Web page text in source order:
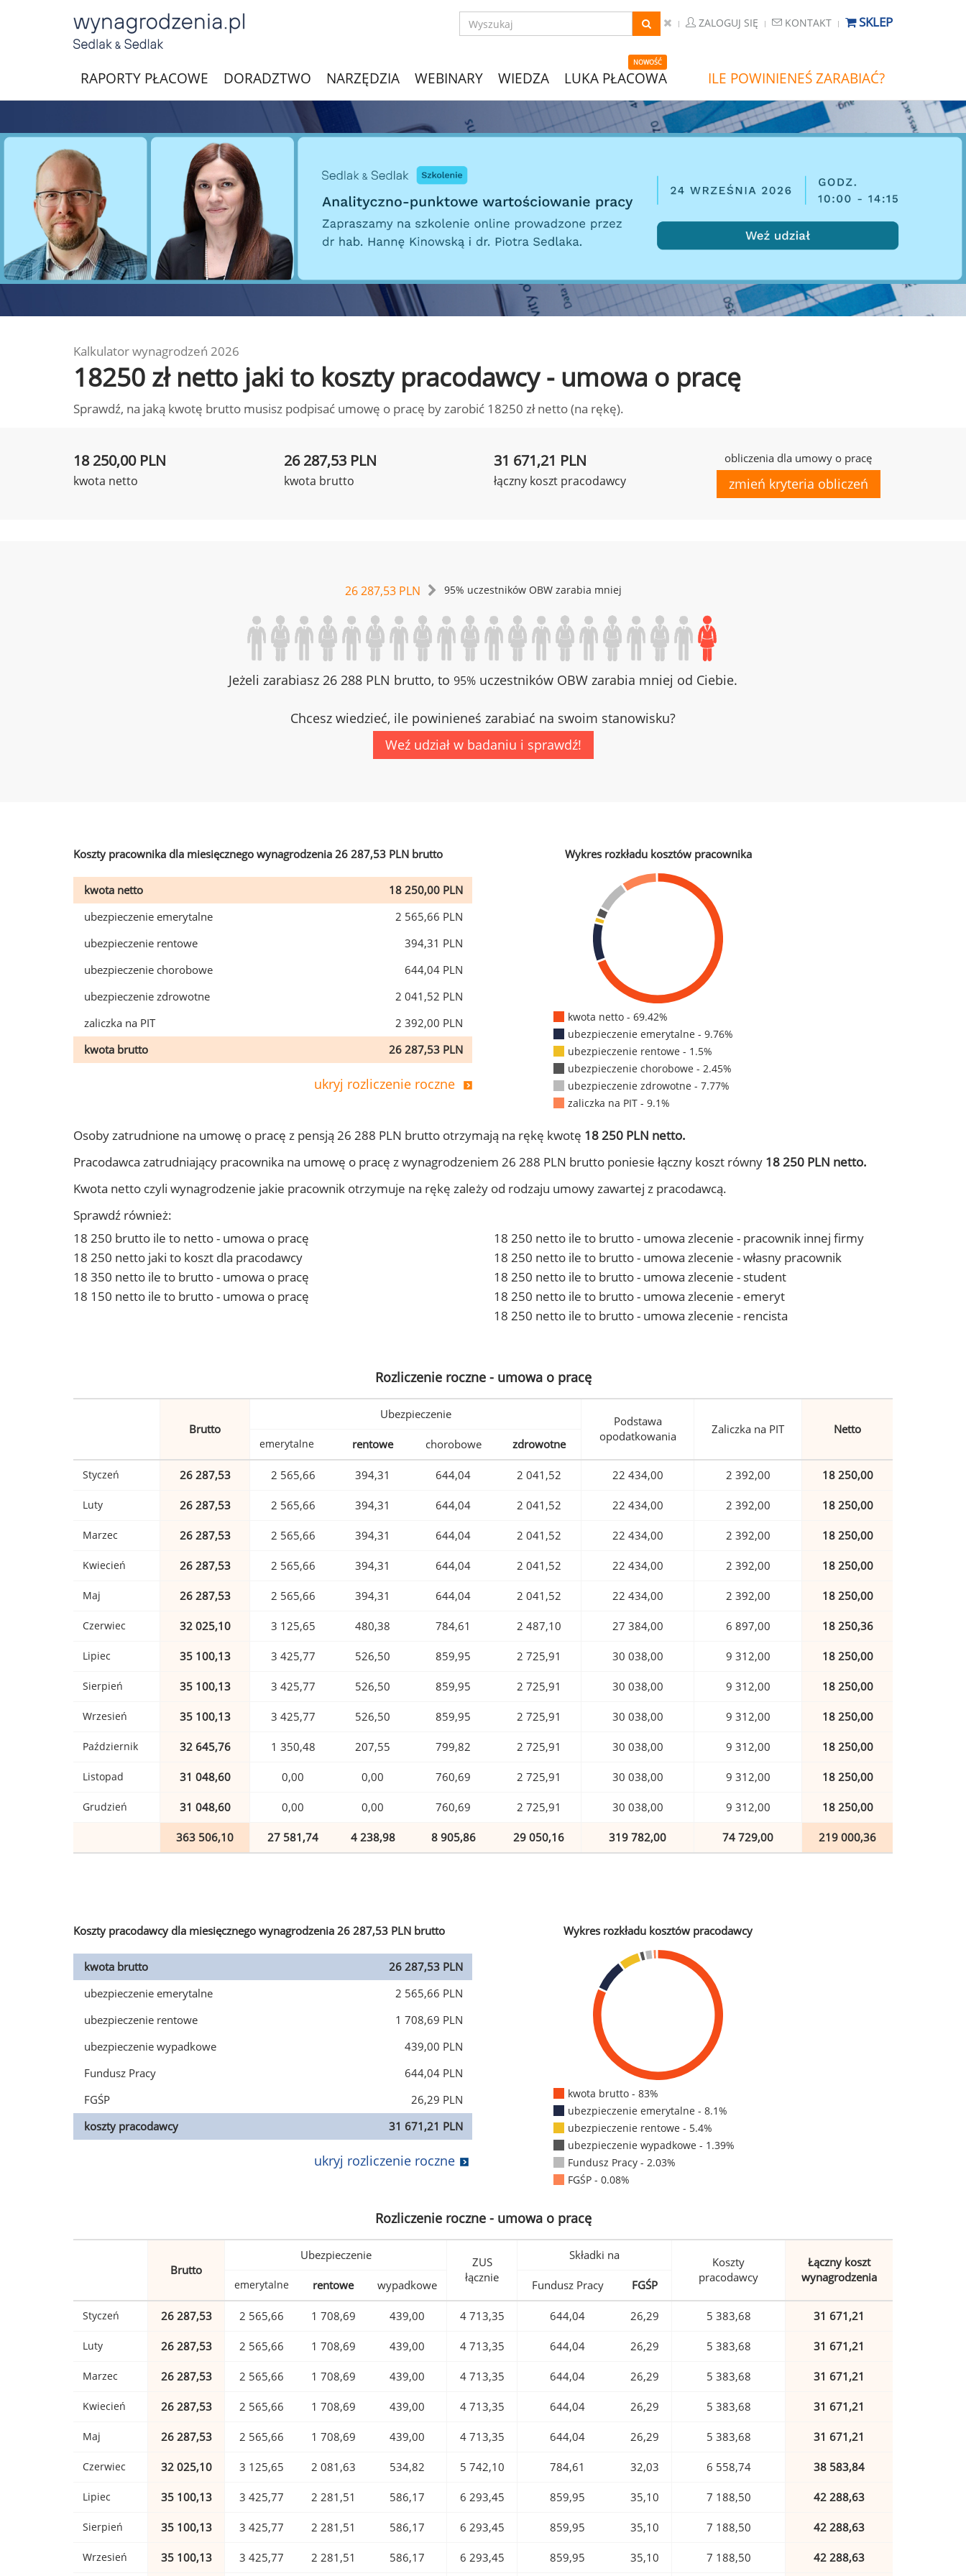
ZALOGUJ SIĘ KONTAKT SKLEP
RAPORTY PŁACOWE DORADZTWO NARZĘDZIA WEBINARY WIEDZA
NOWOŚĆ
LUKA PŁACOWA ILE POWINIENEŚ ZARABIAĆ?
Kalkulator wynagrodzeń 2026
18250 zł netto jaki to koszty pracodawcy - umowa o pracę
Sprawdź, na jaką kwotę brutto musisz podpisać umowę o pracę by zarobić 18250 zł netto (na rękę).
18 250,00 PLN
kwota netto
26 287,53 PLN
kwota brutto
31 671,21 PLN
łączny koszt pracodawcy
obliczenia dla umowy o pracę
zmień kryteria obliczeń
26 287,53 PLN 95% uczestników OBW zarabia mniej
Jeżeli zarabiasz 26 288 PLN brutto, to 95% uczestników OBW zarabia mniej od Ciebie.
Chcesz wiedzieć, ile powinieneś zarabiać na swoim stanowisku?
Weź udział w badaniu i sprawdź!
Koszty pracownika dla miesięcznego wynagrodzenia 26 287,53 PLN brutto
kwota netto
18 250,00 PLN
ubezpieczenie emerytalne
2 565,66 PLN
ubezpieczenie rentowe
394,31 PLN
ubezpieczenie chorobowe
644,04 PLN
ubezpieczenie zdrowotne
2 041,52 PLN
zaliczka na PIT
2 392,00 PLN
kwota brutto
26 287,53 PLN
ukryj rozliczenie roczne
Wykres rozkładu kosztów pracownika
kwota netto - 69.42%
ubezpieczenie emerytalne - 9.76%
ubezpieczenie rentowe - 1.5%
ubezpieczenie chorobowe - 2.45%
ubezpieczenie zdrowotne - 7.77%
zaliczka na PIT - 9.1%
Osoby zatrudnione na umowę o pracę z pensją 26 288 PLN brutto otrzymają na rękę kwotę 18 250 PLN netto.
Pracodawca zatrudniający pracownika na umowę o pracę z wynagrodzeniem 26 288 PLN brutto poniesie łączny koszt równy 18 250 PLN netto.
Kwota netto czyli wynagrodzenie jakie pracownik otrzymuje na rękę zależy od rodzaju umowy zawartej z pracodawcą.
Sprawdź również:
18 250 brutto ile to netto - umowa o pracę
18 250 netto jaki to koszt dla pracodawcy
18 350 netto ile to brutto - umowa o pracę
18 150 netto ile to brutto - umowa o pracę
18 250 netto ile to brutto - umowa zlecenie - pracownik innej firmy
18 250 netto ile to brutto - umowa zlecenie - własny pracownik
18 250 netto ile to brutto - umowa zlecenie - student
18 250 netto ile to brutto - umowa zlecenie - emeryt
18 250 netto ile to brutto - umowa zlecenie - rencista
Rozliczenie roczne - umowa o pracę
Brutto
Ubezpieczenie
Podstawa
opodatkowania
Zaliczka na PIT Netto
emerytalne rentowe chorobowe zdrowotne
Styczeń 26 287,53 2 565,66 394,31 644,04 2 041,52 22 434,00 2 392,00 18 250,00
Luty 26 287,53 2 565,66 394,31 644,04 2 041,52 22 434,00 2 392,00 18 250,00
Marzec 26 287,53 2 565,66 394,31 644,04 2 041,52 22 434,00 2 392,00 18 250,00
Kwiecień 26 287,53 2 565,66 394,31 644,04 2 041,52 22 434,00 2 392,00 18 250,00
Maj 26 287,53 2 565,66 394,31 644,04 2 041,52 22 434,00 2 392,00 18 250,00
Czerwiec 32 025,10 3 125,65 480,38 784,61 2 487,10 27 384,00 6 897,00 18 250,36
Lipiec 35 100,13 3 425,77 526,50 859,95 2 725,91 30 038,00 9 312,00 18 250,00
Sierpień 35 100,13 3 425,77 526,50 859,95 2 725,91 30 038,00 9 312,00 18 250,00
Wrzesień 35 100,13 3 425,77 526,50 859,95 2 725,91 30 038,00 9 312,00 18 250,00
Październik 32 645,76 1 350,48 207,55 799,82 2 725,91 30 038,00 9 312,00 18 250,00
Listopad 31 048,60 0,00 0,00 760,69 2 725,91 30 038,00 9 312,00 18 250,00
Grudzień 31 048,60 0,00 0,00 760,69 2 725,91 30 038,00 9 312,00 18 250,00
363 506,10 27 581,74 4 238,98 8 905,86 29 050,16 319 782,00 74 729,00 219 000,36
Koszty pracodawcy dla miesięcznego wynagrodzenia 26 287,53 PLN brutto
kwota brutto
26 287,53 PLN
ubezpieczenie emerytalne
2 565,66 PLN
ubezpieczenie rentowe
1 708,69 PLN
ubezpieczenie wypadkowe
439,00 PLN
Fundusz Pracy
644,04 PLN
FGŚP
26,29 PLN
koszty pracodawcy
31 671,21 PLN
ukryj rozliczenie roczne
Wykres rozkładu kosztów pracodawcy
kwota brutto - 83%
ubezpieczenie emerytalne - 8.1%
ubezpieczenie rentowe - 5.4%
ubezpieczenie wypadkowe - 1.39%
Fundusz Pracy - 2.03%
FGŚP - 0.08%
Rozliczenie roczne - umowa o pracę
Brutto
Ubezpieczenie
ZUS
łącznie
Składki na
Koszty
pracodawcy
Łączny koszt
wynagrodzenia
emerytalne rentowe wypadkowe Fundusz Pracy FGŚP
Styczeń 26 287,53 2 565,66 1 708,69 439,00 4 713,35 644,04 26,29 5 383,68 31 671,21
Luty 26 287,53 2 565,66 1 708,69 439,00 4 713,35 644,04 26,29 5 383,68 31 671,21
Marzec 26 287,53 2 565,66 1 708,69 439,00 4 713,35 644,04 26,29 5 383,68 31 671,21
Kwiecień 26 287,53 2 565,66 1 708,69 439,00 4 713,35 644,04 26,29 5 383,68 31 671,21
Maj 26 287,53 2 565,66 1 708,69 439,00 4 713,35 644,04 26,29 5 383,68 31 671,21
Czerwiec 32 025,10 3 125,65 2 081,63 534,82 5 742,10 784,61 32,03 6 558,74 38 583,84
Lipiec 35 100,13 3 425,77 2 281,51 586,17 6 293,45 859,95 35,10 7 188,50 42 288,63
Sierpień 35 100,13 3 425,77 2 281,51 586,17 6 293,45 859,95 35,10 7 188,50 42 288,63
Wrzesień 35 100,13 3 425,77 2 281,51 586,17 6 293,45 859,95 35,10 7 188,50 42 288,63